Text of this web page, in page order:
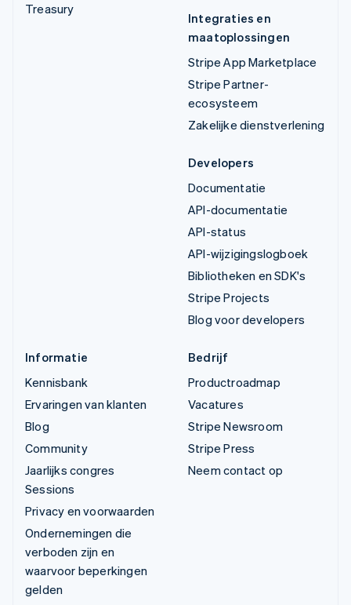
Treasury
Integraties en
maatoplossingen
Stripe App Marketplace
Stripe Partner-
ecosysteem
Zakelijke dienstverlening
Developers
Documentatie
API-documentatie
API-status
API-wijzigingslogboek
Bibliotheken en SDK's
Stripe Projects
Blog voor developers
Informatie
Kennisbank
Ervaringen van klanten
Blog
Community
Jaarlijks congres
Sessions
Privacy en voorwaarden
Ondernemingen die
verboden zijn en
waarvoor beperkingen
gelden
Bedrijf
Productroadmap
Vacatures
Stripe Newsroom
Stripe Press
Neem contact op